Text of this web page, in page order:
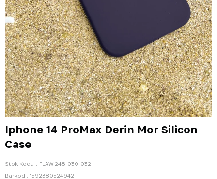
Iphone 14 ProMax Derin Mor Silicon
Case
Stok Kodu
FLAW-248-030-032
Barkod : 1592380524942